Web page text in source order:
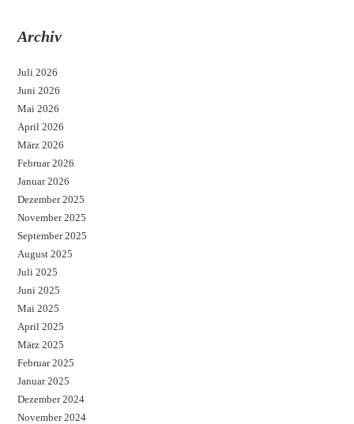
Archiv
Juli 2026
Juni 2026
Mai 2026
April 2026
März 2026
Februar 2026
Januar 2026
Dezember 2025
November 2025
September 2025
August 2025
Juli 2025
Juni 2025
Mai 2025
April 2025
März 2025
Februar 2025
Januar 2025
Dezember 2024
November 2024